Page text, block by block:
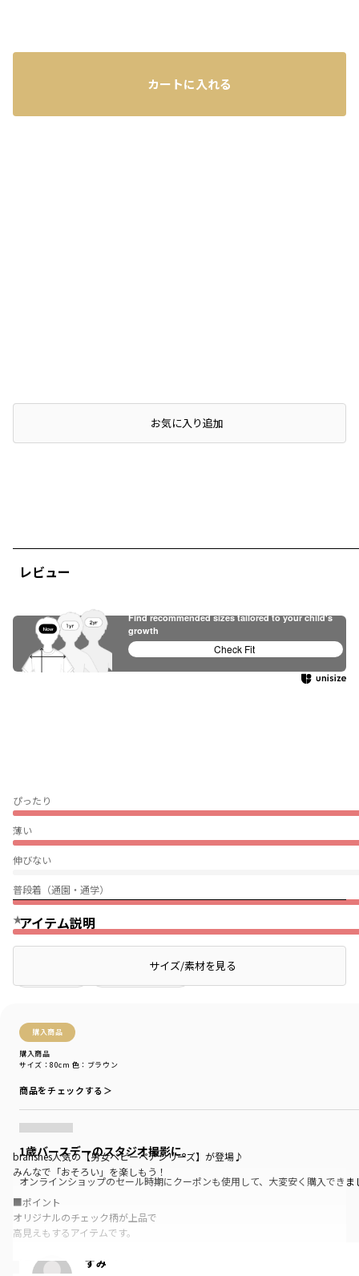
レビュー
ぴったり
薄い
伸びない
普段着（通園・通学）
★
購入商品
購入商品
サイズ：80cm 色：ブラウン
商品をチェックする＞
1歳バースデーのスタジオ撮影に。
オンラインショップのセール時期にクーポンも使用して、大変安く購入でき
すみ
カートに入れる
店頭在庫を確認するお気に入り追加
アイテム説明
サイズ/素材を見る
branshes人気の【男女ベビーペアシリーズ】が登場♪
みんなで「おそろい」を楽しもう！
■ポイント
オリジナルのチェック柄が上品で
高見えもするアイテムです。
ブラウンのガンクラブチェックは
Find recommended sizes tailored to your child's
growth
Check Fit